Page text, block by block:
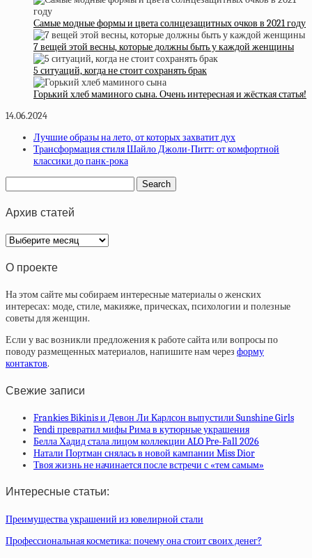
Самые модные формы и цвета солнцезащитных очков в 2021 году
7 вещей этой весны, которые должны быть у каждой женщины
5 ситуаций, когда не стоит сохранять брак
Горький хлеб маминого сына. Очень интересная и жёсткая статья!
14.06.2024
Лучшие образы на лето, от которых захватит дух
Трансформация стиля Шайло Джоли-Питт: от комфортной
классики до панк-рока
Архив статей
Архив
статей
О проекте
На этом сайте мы собираем интересные материалы о женских
интересах: моде, стиле, макияже, прическах, психологии и полезные
советы для женщин.
Если у вас возникли предложения к работе сайта или вопросы по
поводу размещенных материалов, напишите нам через форму
контактов.
Свежие записи
Frankies Bikinis и Девон Ли Карлсон выпустили Sunshine Girls
Fendi превратил мифы Рима в кутюрные украшения
Белла Хадид стала лицом коллекции ALO Pre-Fall 2026
Натали Портман снялась в новой кампании Miss Dior
Твоя жизнь не начинается после встречи с «тем самым»
Интересные статьи:
Преимущества украшений из ювелирной стали
Профессиональная косметика: почему она стоит своих денег?